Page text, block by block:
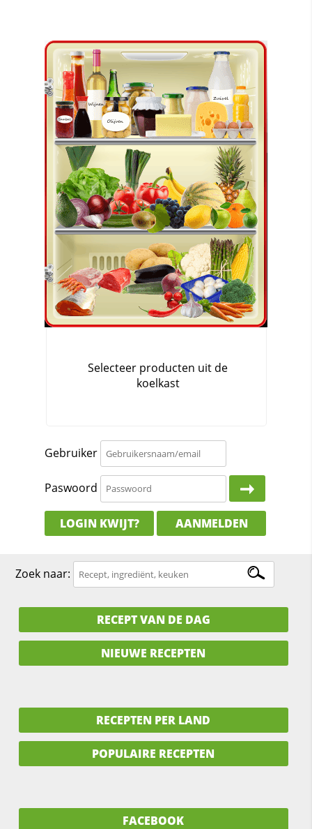
Gebruiker
Paswoord
LOGIN KWIJT? AANMELDEN
Zoek naar:
RECEPT VAN DE DAG
NIEUWE RECEPTEN
RECEPTEN PER LAND
POPULAIRE RECEPTEN
FACEBOOK